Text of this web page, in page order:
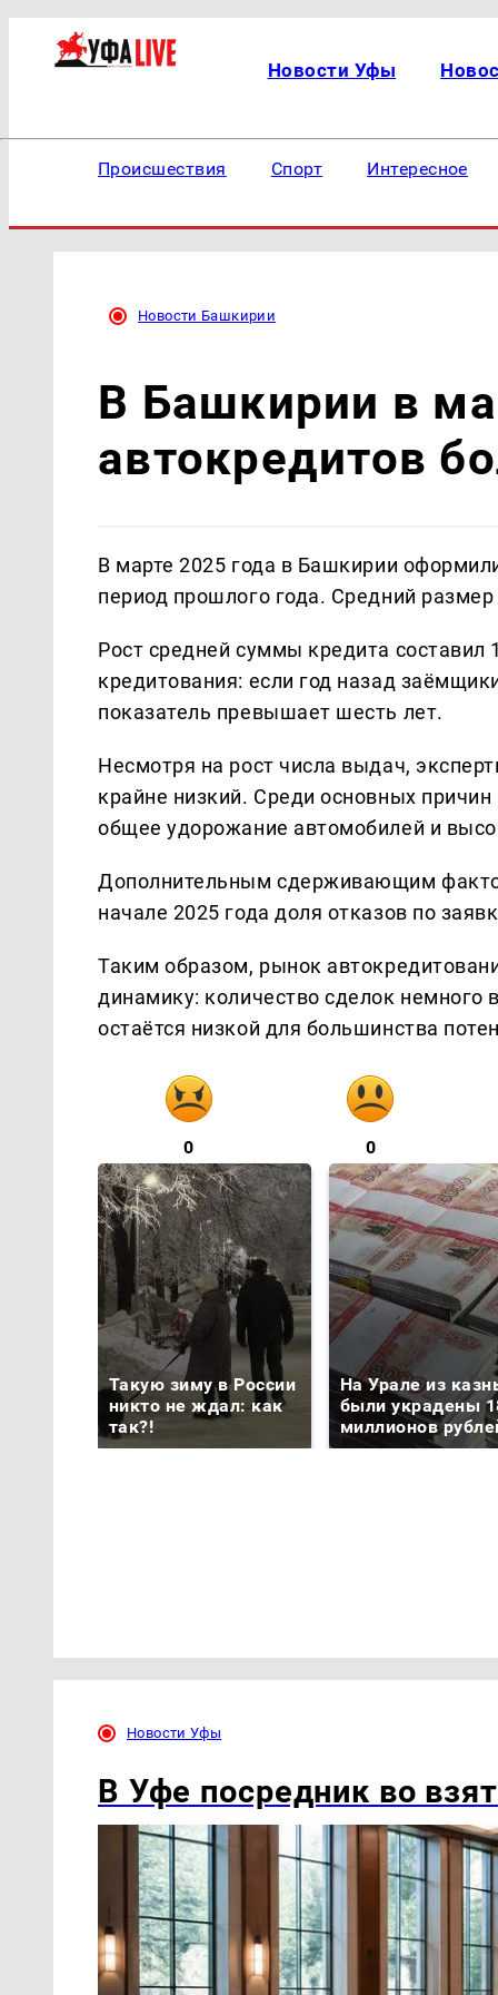
Новости Уфы
Происшествия Спорт Интересное
Новости Башкирии
В Башкирии в
автокредитов
В марте 2025 года в Башкирии
период прошлого года. Средний
Рост средней суммы кредита составил
кредитования: если год назад
показатель превышает шесть лет.
Несмотря на рост числа выдач,
крайне низкий. Среди основных
общее удорожание автомобилей и
Дополнительным сдерживающим
начале 2025 года доля отказов по
Таким образом, рынок
динамику: количество сделок немного
остаётся низкой для большинства
0 0
Такую зиму в России
никто не ждал: как
так?!
На Урале из
были украдены
миллионов
Новости Уфы
В Уфе посредник во